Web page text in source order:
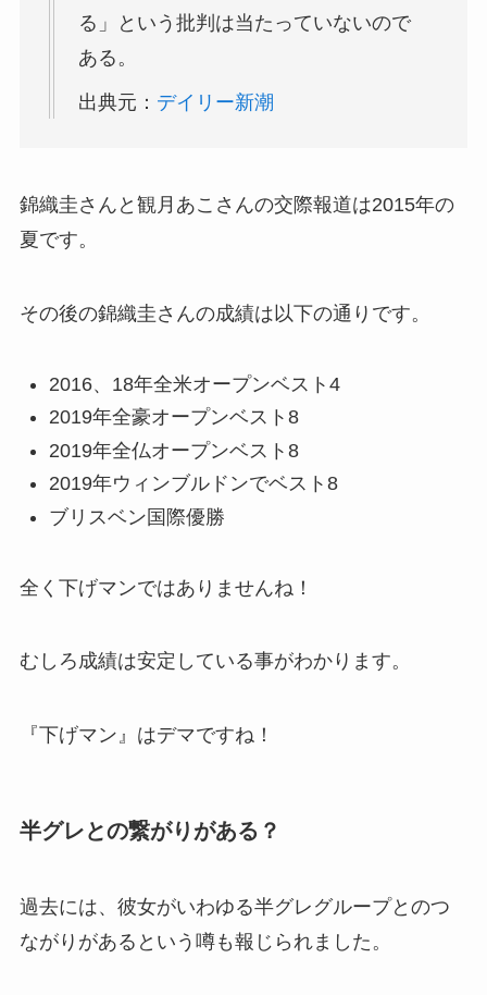
る」という批判は当たっていないので
ある。
出典元： デイリー新潮
錦織圭さんと観月あこさんの交際報道は2015年の
夏です。
その後の錦織圭さんの成績は以下の通りです。
2016、18年全米オープンベスト4
2019年全豪オープンベスト8
2019年全仏オープンベスト8
2019年ウィンブルドンでベスト8
ブリスベン国際優勝
全く下げマンではありませんね！
むしろ成績は安定している事がわかります。
『下げマン』はデマですね！
半グレとの繋がりがある？
過去には、彼女がいわゆる半グレグループとのつ
ながりがあるという噂も報じられました。